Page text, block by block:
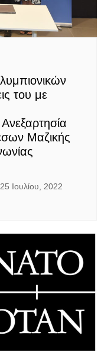
του με
Μαζικής
25 Ιουλίου, 2022